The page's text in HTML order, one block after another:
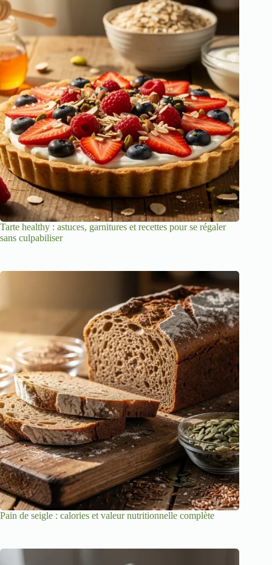
Tarte healthy : astuces, garnitures et recettes pour se régaler
sans culpabiliser
Pain de seigle : calories et valeur nutritionnelle complète